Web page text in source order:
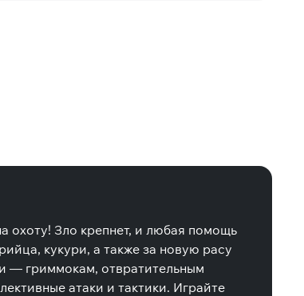
охоту! Зло крепнет, и любая помощь
кукури, а также за новую расу
— гриммокам, отвратительным
атаки и тактики. Играйте